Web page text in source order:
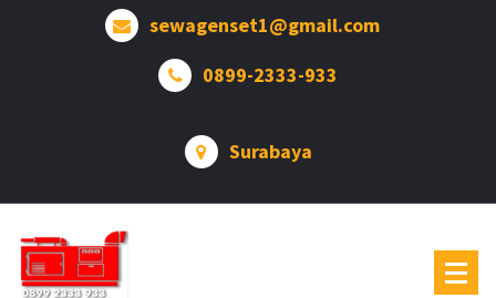
sewagenset1@gmail.com
0899-2333-933
Surabaya